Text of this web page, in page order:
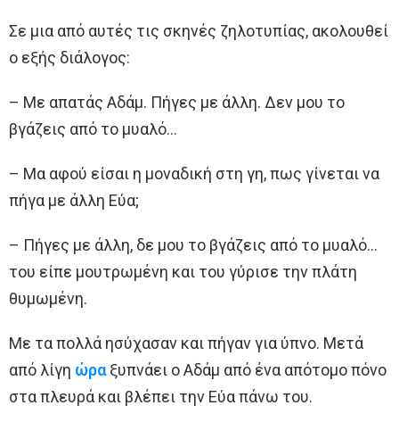
Σε μια από αυτές τις σκηνές ζηλοτυπίας, ακολουθεί
ο εξής διάλογος:
– Με απατάς Αδάμ. Πήγες με άλλη. Δεν μου το
βγάζεις από το μυαλό…
– Μα αφού είσαι η μοναδική στη γη, πως γίνεται να
πήγα με άλλη Εύα;
– Πήγες με άλλη, δε μου το βγάζεις από το μυαλό…
του είπε μουτρωμένη και του γύρισε την πλάτη
θυμωμένη.
Με τα πολλά ησύχασαν και πήγαν για ύπνο. Μετά
από λίγη ώραξυπνάει ο Αδάμ από ένα απότομο πόνο
στα πλευρά και βλέπει την Εύα πάνω του.